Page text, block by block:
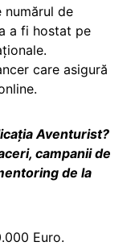
numărul de
a fi hostat pe
care asigură
Aventurist?
campanii de
de la
Euro.